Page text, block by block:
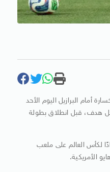
أمام البرازيل اليوم الأحد
هدف، قبل انطلاق بطولة
لكأس العالم على ملعب
الأمريكية.